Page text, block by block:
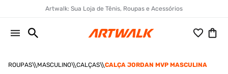
Artwalk: Sua Loja de Tênis, Roupas e Acessórios
ROUPAS MASCULINO CALÇAS CALÇA JORDAN MVP MASCULINA